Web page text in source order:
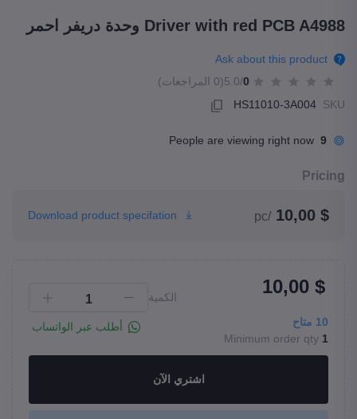
Driver with red PCB A4988 وحدة دريفر احمر
Ask about this product
0
/5.0
(0 المراجعات)
SKU
HS11010-3A004
9
People are viewing right now
Pricing
$ 10,00
/pc
$ 10,00
10 متاح
Minimum order qty 1
الكمية
أطلب عبر الواتساب
اشتري الآن